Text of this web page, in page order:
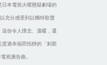
本電視火曜懸疑劇場的
充分感受到以獨特歌聲
份令人懷念、溫暖，還
過幸福而恬靜的「剎那
視廣告曲。